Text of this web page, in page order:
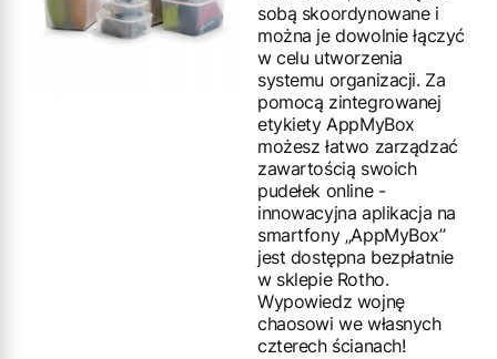
sobą skoordynowane i
można je dowolnie łączyć
w celu utworzenia
systemu organizacji. Za
pomocą zintegrowanej
etykiety AppMyBox
możesz łatwo zarządzać
zawartością swoich
pudełek online -
innowacyjna aplikacja na
smartfony „AppMyBox”
jest dostępna bezpłatnie
w sklepie Rotho.
Wypowiedz wojnę
chaosowi we własnych
czterech ścianach!